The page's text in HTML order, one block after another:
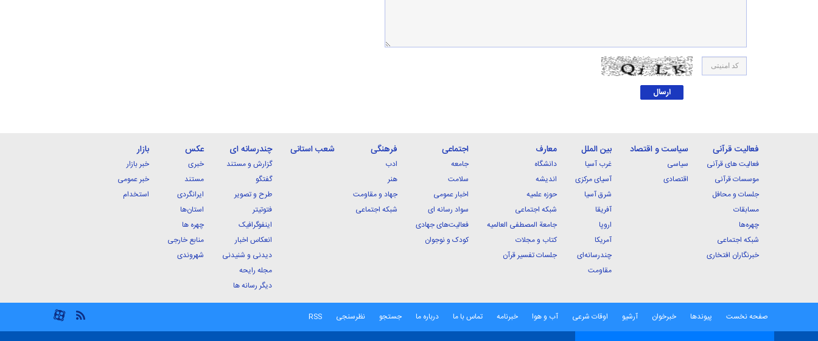
فعالیت قرآنی
فعالیت های قرآنی
موسسات قرآنی
جلسات و محافل
مسابقات
چهره‌ها
شبکه اجتماعی
خبرنگاران افتخاری
سیاست و اقتصاد
سیاسی
اقتصادی
بین الملل
غرب آسیا
آسیای مرکزی
شرق آسیا
آفریقا
اروپا
آمریکا
چندرسانه‌ای
مقاومت
معارف
دانشگاه
اندیشه
حوزه علمیه
شبکه اجتماعی
جامعة المصطفی العالمیه
کتاب و مجلات
جلسات تفسیر قرآن
اجتماعی
جامعه
سلامت
اخبار عمومی
سواد رسانه ای
فعالیت‌های جهادی
کودک و نوجوان
فرهنگی
ادب
هنر
جهاد و مقاومت
شبکه اجتماعی
شعب استانی چندرسانه ای
گزارش و مستند
گفتگو
طرح و تصویر
فتوتیتر
اینفوگرافیک
انعکاس اخبار
دیدنی و شنیدنی
مجله رایحه
دیگر رسانه ها
عکس
خبری
مستند
ایرانگردی
استان‌ها
چهره ها
منابع خارجی
شهروندی
بازار
خبر بازار
خبر عمومی
استخدام
صفحه نخست پیوندها خبرخوان آرشیو اوقات شرعی آب و هوا خبرنامه تماس با ما درباره ما جستجو نظرسنجی RSS